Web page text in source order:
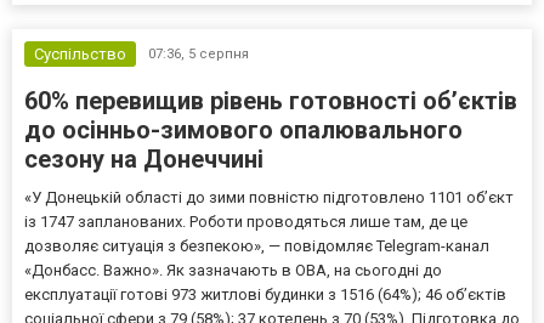
Суспільство 07:36, 5 серпня
60% перевищив рівень готовності об’єктів
до осінньо-зимового опалювального
сезону на Донеччині
«У Донецькій області до зими повністю підготовлено 1101 об’єкт
із 1747 запланованих. Роботи проводяться лише там, де це
дозволяє ситуація з безпекою», — повідомляє Telegram-канал
«Донбасс. Важно». Як зазначають в ОВА, на сьогодні до
експлуатації готові 973 житлові будинки з 1516 (64%); 46 об’єктів
соціальної сфери з 79 (58%); 37 котелень з 70 (53%). Підготовка до